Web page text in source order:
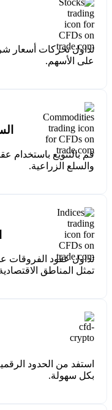
تداول تحركات أسعار
على الأسهم.
قم بالتنويع باستخدام
والسلع الزراعية.
تداول عقود الفروقات
تمثل المناطق
استفد من الحدود
بكل سهولة.